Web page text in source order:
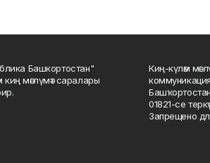
Башкортостан"
киң мәғлүмәт саралары
Киң-күләм
01821-се
Запрещено